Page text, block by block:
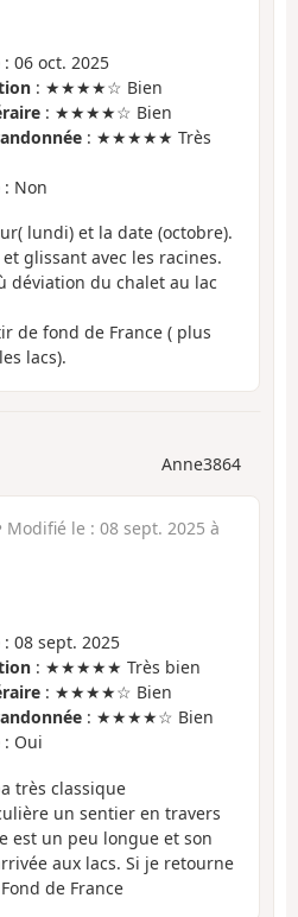
: 06 oct. 2025
: ★★★★☆ Bien
: ★★★★☆ Bien
: ★★★★★ Très
: Non
lundi) et la date (octobre).
glissant avec les racines.
déviation du chalet au lac
de fond de France ( plus
lacs).
Anne3864
Modifié le : 08 sept. 2025 à
: 08 sept. 2025
: ★★★★★ Très bien
: ★★★★☆ Bien
: ★★★★☆ Bien
: Oui
très classique
un sentier en travers
est un peu longue et son
aux lacs. Si je retourne
de France